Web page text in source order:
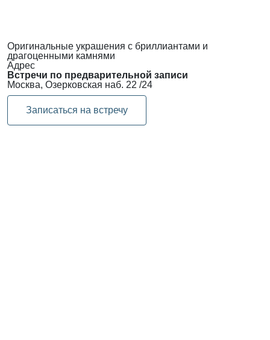
Оригинальные украшения с бриллиантами и
драгоценными камнями
Адрес
Встречи по предварительной записи
Москва, Озерковская наб. 22 /24
Записаться на встречу